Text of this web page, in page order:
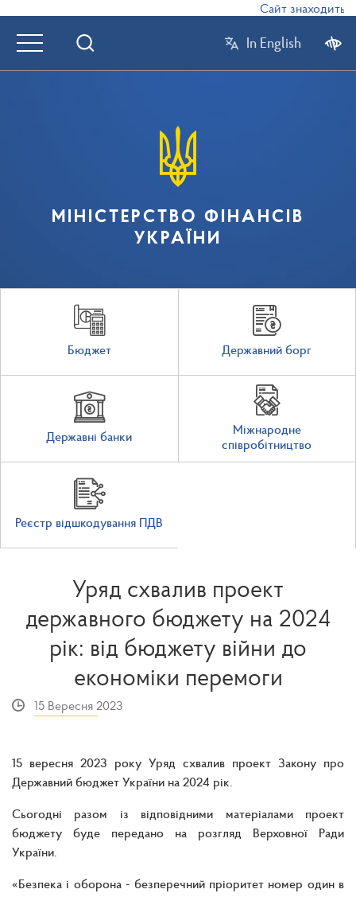
Сайт знаходиться
In English
МІНІСТЕРСТВО ФІНАНСІВ
УКРАЇНИ
Бюджет Державний борг
Державні банки
Міжнародне
співробітництво
Реєстр відшкодування ПДВ
Уряд схвалив проект
державного бюджету на 2024
рік: від бюджету війни до
економіки перемоги
15 Вересня 2023
15 вересня 2023 року Уряд схвалив проект Закону про
Державний бюджет України на 2024 рік.
Сьогодні разом із відповідними матеріалами проект
бюджету буде передано на розгляд Верховної Ради
України.
«Безпека і оборона - безперечний пріоритет номер один в